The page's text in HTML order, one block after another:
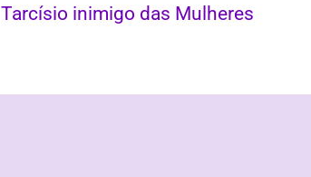
Tarcísio inimigo das Mulheres